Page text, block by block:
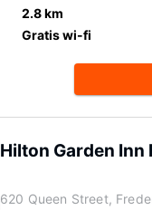
2.8 km
Gratis wi-fi
Hilton Garden Inn
620 Queen Street,